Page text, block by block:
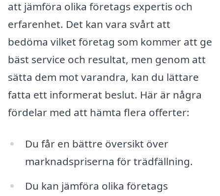
att jämföra olika företags expertis och
erfarenhet. Det kan vara svårt att
bedöma vilket företag som kommer att ge
bäst service och resultat, men genom att
sätta dem mot varandra, kan du lättare
fatta ett informerat beslut. Här är några
fördelar med att hämta flera offerter:
Du får en bättre översikt över
marknadspriserna för trädfällning.
Du kan jämföra olika företags